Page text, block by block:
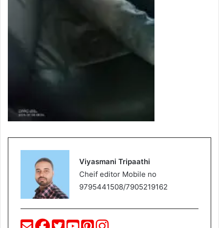
Viyasmani Tripaathi
Cheif editor Mobile no
9795441508/7905219162